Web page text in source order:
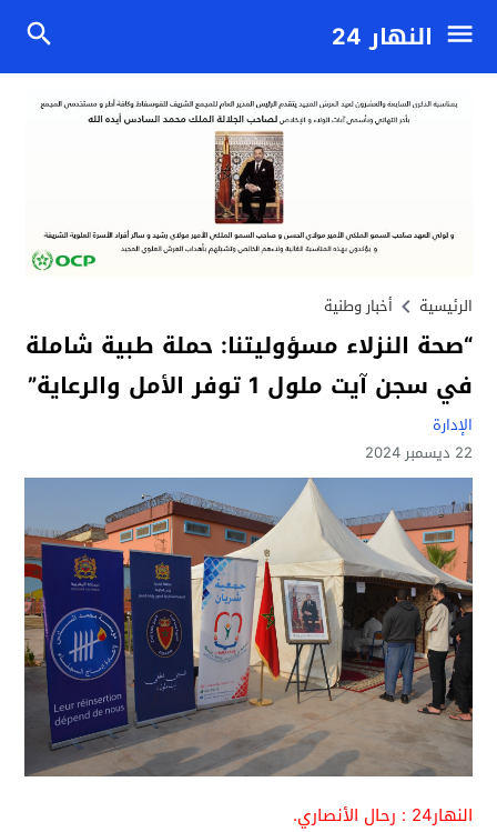
النهار 24
الرئيسية أخبار وطنية
“صحة النزلاء مسؤوليتنا: حملة طبية شاملة
في سجن آيت ملول 1 توفر الأمل والرعاية”
الإدارة
22 ديسمبر 2024
النهار24 : رحال الأنصاري.